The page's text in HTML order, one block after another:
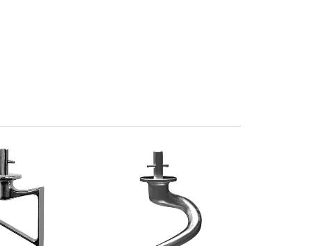
ALLUMINIO SPIRALE IN ALLUMINIO